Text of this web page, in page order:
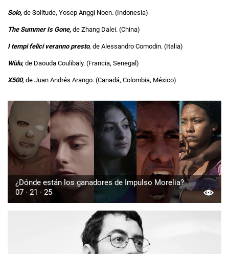
Solo, de Solitude, Yosep Anggi Noen. (Indonesia)
The Summer Is Gone, de Zhang Dalei. (China)
I tempi felici veranno presto, de Alessandro Comodin. (Italia)
Wùlu, de Daouda Coulibaly. (Francia, Senegal)
X500, de Juan Andrés Arango. (Canadá, Colombia, México)
¿Dónde están los ganadores de Impulso Morelia?
07 · 21 · 25